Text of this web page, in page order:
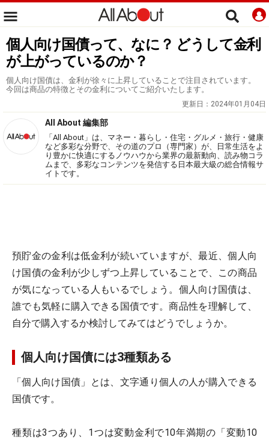
個人向け国債って、なに？ どうして金利
が上がっているのか？
個人向け国債は、金利が徐々に上昇していることで注目されています。
今回は商品の特徴とその金利についてご紹介いたします。
更新日： 2024年01月04日
All About 編集部
「All About」は、マネー・暮らし・住宅・グルメ・旅行・健康
など多彩な分野で、その道のプロ（専門家）が、日常生活をよ
り豊かに快適にするノウハウから業界の最新動向、読み物コラ
ムまで、多彩なコンテンツを発信する日本最大級の総合情報サ
イトです。
預貯金の金利は低金利が続いていますが、最近、個人向
け国債の金利が少しずつ上昇していることで、この商品
が気になっている人もいるでしょう。個人向け国債は、
誰でも気軽に購入できる国債です。商品性を理解して、
自分で購入するか検討してみてはどうでしょうか。
個人向け国債には3種類ある
「個人向け国債」とは、文字通り個人の人が購入できる
国債です。
種類は3つあり、1つは変動金利で10年満期の「変動10